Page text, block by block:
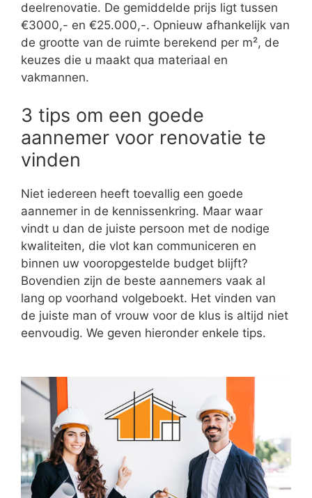
deelrenovatie. De gemiddelde prijs ligt tussen
€3000,- en €25.000,-. Opnieuw afhankelijk van
de grootte van de ruimte berekend per m², de
keuzes die u maakt qua materiaal en
vakmannen.
3 tips om een goede
aannemer voor renovatie te
vinden
Niet iedereen heeft toevallig een goede
aannemer in de kennissenkring. Maar waar
vindt u dan de juiste persoon met de nodige
kwaliteiten, die vlot kan communiceren en
binnen uw vooropgestelde budget blijft?
Bovendien zijn de beste aannemers vaak al
lang op voorhand volgeboekt. Het vinden van
de juiste man of vrouw voor de klus is altijd niet
eenvoudig. We geven hieronder enkele tips.